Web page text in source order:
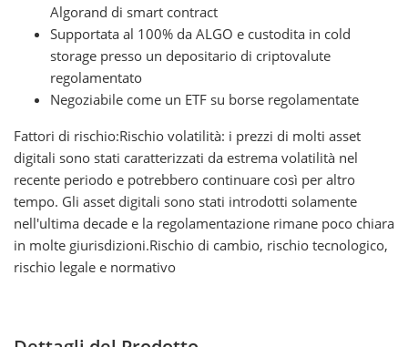
Algorand di smart contract
Supportata al 100% da ALGO e custodita in cold
storage presso un depositario di criptovalute
regolamentato
Negoziabile come un ETF su borse regolamentate
Fattori di rischio:Rischio volatilità: i prezzi di molti asset
digitali sono stati caratterizzati da estrema volatilità nel
recente periodo e potrebbero continuare così per altro
tempo. Gli asset digitali sono stati introdotti solamente
nell'ultima decade e la regolamentazione rimane poco chiara
in molte giurisdizioni.Rischio di cambio, rischio tecnologico,
rischio legale e normativo